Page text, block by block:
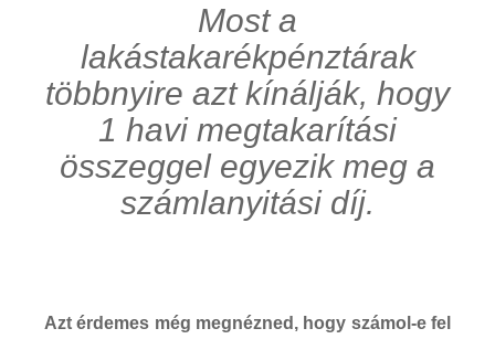
Most a
lakástakarékpénztárak
többnyire azt kínálják, hogy
1 havi megtakarítási
összeggel egyezik meg a
számlanyitási díj.
Azt érdemes még megnézned, hogy számol-e fel